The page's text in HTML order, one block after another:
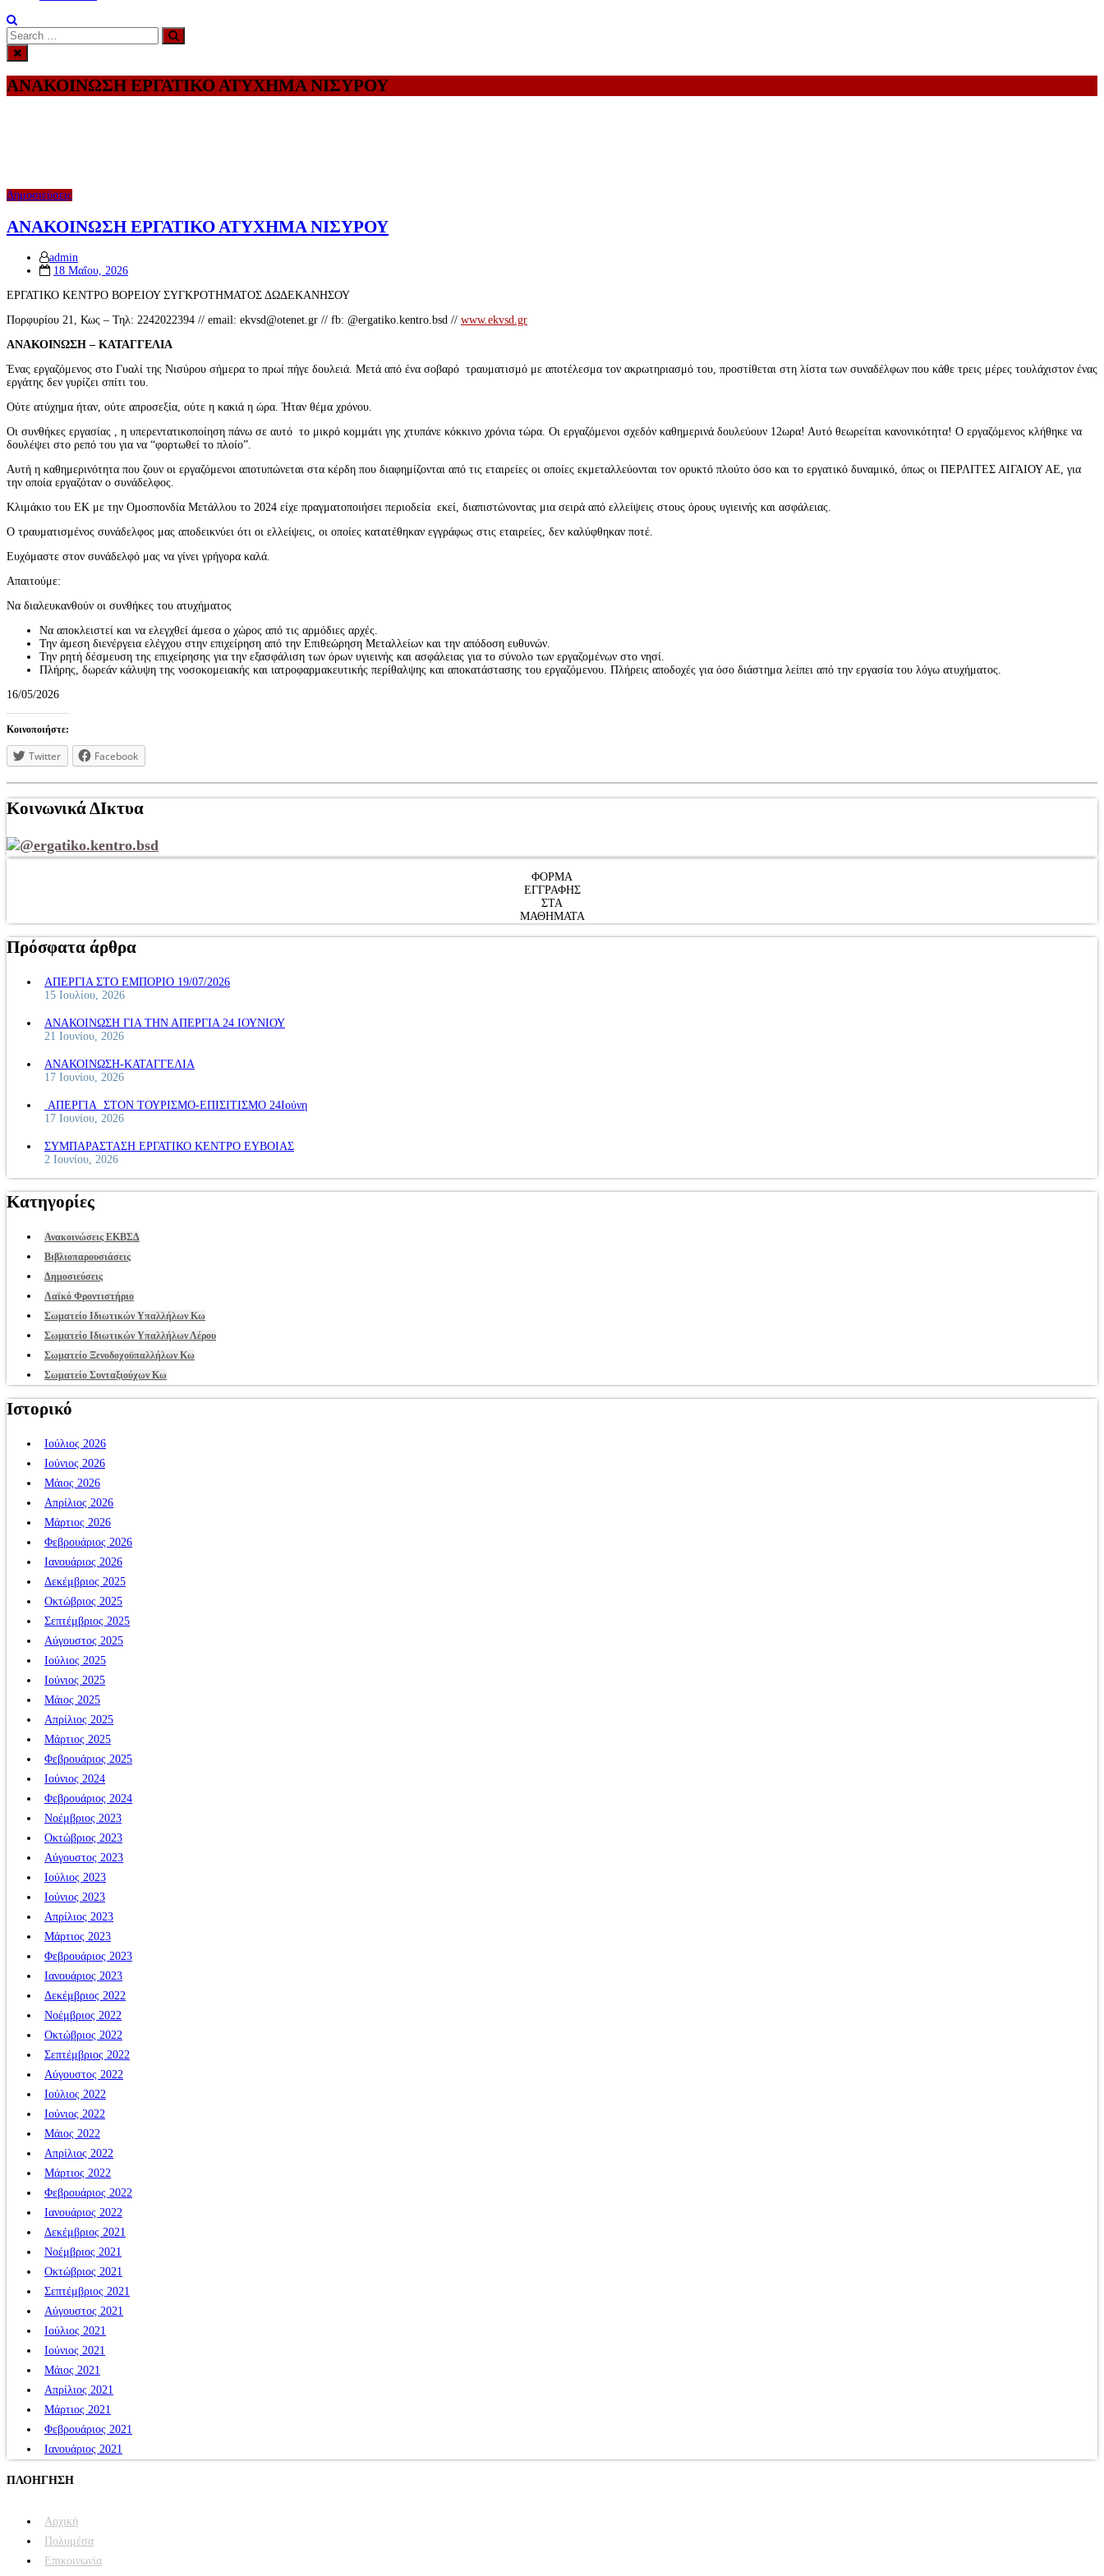
Search
for:
Search
ΑΝΑΚΟΙΝΩΣΗ ΕΡΓΑΤΙΚΟ ΑΤΥΧΗΜΑ ΝΙΣΥΡΟΥ
Δημοσιεύσεις
ΑΝΑΚΟΙΝΩΣΗ ΕΡΓΑΤΙΚΟ ΑΤΥΧΗΜΑ ΝΙΣΥΡΟΥ
admin
Posted
18 Μαΐου, 2026
ΕΡΓΑΤΙΚΟ ΚΕΝΤΡΟ ΒΟΡΕΙΟΥ ΣΥΓΚΡΟΤΗΜΑΤΟΣ ΔΩΔΕΚΑΝΗΣΟΥ
Πορφυρίου 21, Κως – Τηλ: 2242022394 // email: ekvsd@otenet.gr // fb: @ergatiko.kentro.bsd // www.ekvsd.gr
ΑΝΑΚΟΙΝΩΣΗ – ΚΑΤΑΓΓΕΛΙΑ
Ένας εργαζόμενος στο Γυαλί της Νισύρου σήμερα το πρωί πήγε δουλειά. Μετά από ένα σοβαρό τραυματισμό με αποτέλεσμα τον ακρωτηριασμό του, προστίθεται στη λίστα των συναδέλφων που κάθε τρεις μέρες τουλάχιστον ένας
εργάτης δεν γυρίζει σπίτι του.
Ούτε ατύχημα ήταν, ούτε απροσεξία, ούτε η κακιά η ώρα. Ήταν θέμα χρόνου.
Οι συνθήκες εργασίας , η υπερεντατικοποίηση πάνω σε αυτό το μικρό κομμάτι γης χτυπάνε κόκκινο χρόνια τώρα. Οι εργαζόμενοι σχεδόν καθημερινά δουλεύουν 12ωρα! Αυτό θεωρείται κανονικότητα! Ο εργαζόμενος κλήθηκε να
δουλέψει στο ρεπό του για να “φορτωθεί το πλοίο”.
Αυτή η καθημερινότητα που ζουν οι εργαζόμενοι αποτυπώνεται στα κέρδη που διαφημίζονται από τις εταιρείες οι οποίες εκμεταλλεύονται τον ορυκτό πλούτο όσο και το εργατικό δυναμικό, όπως οι ΠΕΡΛΙΤΕΣ ΑΙΓΑΙΟΥ ΑΕ, για
την οποία εργαζόταν ο συνάδελφος.
Κλιμάκιο του ΕΚ με την Ομοσπονδία Μετάλλου το 2024 είχε πραγματοποιήσει περιοδεία εκεί, διαπιστώνοντας μια σειρά από ελλείψεις στους όρους υγιεινής και ασφάλειας.
Ο τραυματισμένος συνάδελφος μας αποδεικνύει ότι οι ελλείψεις, οι οποίες κατατέθηκαν εγγράφως στις εταιρείες, δεν καλύφθηκαν ποτέ.
Ευχόμαστε στον συνάδελφό μας να γίνει γρήγορα καλά.
Απαιτούμε:
Να διαλευκανθούν οι συνθήκες του ατυχήματος
Να αποκλειστεί και να ελεγχθεί άμεσα ο χώρος από τις αρμόδιες αρχές.
Την άμεση διενέργεια ελέγχου στην επιχείρηση από την Επιθεώρηση Μεταλλείων και την απόδοση ευθυνών.
Την ρητή δέσμευση της επιχείρησης για την εξασφάλιση των όρων υγιεινής και ασφάλειας για το σύνολο των εργαζομένων στο νησί.
Πλήρης, δωρεάν κάλυψη της νοσοκομειακής και ιατροφαρμακευτικής περίθαλψης και αποκατάστασης του εργαζόμενου. Πλήρεις αποδοχές για όσο διάστημα λείπει από την εργασία του λόγω ατυχήματος.
16/05/2026
Κοινοποιήστε:
Twitter Facebook
Κοινωνικά ΔΙκτυα
@ergatiko.kentro.bsd
ΦΟΡΜΑ
ΕΓΓΡΑΦΗΣ
ΣΤΑ
ΜΑΘΗΜΑΤΑ
Πρόσφατα άρθρα
ΑΠΕΡΓΙΑ ΣΤΟ ΕΜΠΟΡΙΟ 19/07/2026
15 Ιουλίου, 2026
ΑΝΑΚΟΙΝΩΣΗ ΓΙΑ ΤΗΝ ΑΠΕΡΓΙΑ 24 ΙΟΥΝΙΟΥ
21 Ιουνίου, 2026
ΑΝΑΚΟΙΝΩΣΗ-ΚΑΤΑΓΓΕΛΙΑ
17 Ιουνίου, 2026
ΑΠΕΡΓΙΑ ΣΤΟΝ ΤΟΥΡΙΣΜΟ-ΕΠΙΣΙΤΙΣΜΟ 24Ιούνη
17 Ιουνίου, 2026
ΣΥΜΠΑΡΑΣΤΑΣΗ ΕΡΓΑΤΙΚΟ ΚΕΝΤΡΟ ΕΥΒΟΙΑΣ
2 Ιουνίου, 2026
Κατηγορίες
Ανακοινώσεις ΕΚΒΣΔ
Βιβλιοπαρουσιάσεις
Δημοσιεύσεις
Λαϊκό Φροντιστήριο
Σωματείο Ιδιωτικών Υπαλλήλων Κω
Σωματείο Ιδιωτικών Υπαλλήλων Λέρου
Σωματείο Ξενοδοχοϋπαλλήλων Κω
Σωματείο Συνταξιούχων Κω
Ιστορικό
Ιούλιος 2026
Ιούνιος 2026
Μάιος 2026
Απρίλιος 2026
Μάρτιος 2026
Φεβρουάριος 2026
Ιανουάριος 2026
Δεκέμβριος 2025
Οκτώβριος 2025
Σεπτέμβριος 2025
Αύγουστος 2025
Ιούλιος 2025
Ιούνιος 2025
Μάιος 2025
Απρίλιος 2025
Μάρτιος 2025
Φεβρουάριος 2025
Ιούνιος 2024
Φεβρουάριος 2024
Νοέμβριος 2023
Οκτώβριος 2023
Αύγουστος 2023
Ιούλιος 2023
Ιούνιος 2023
Απρίλιος 2023
Μάρτιος 2023
Φεβρουάριος 2023
Ιανουάριος 2023
Δεκέμβριος 2022
Νοέμβριος 2022
Οκτώβριος 2022
Σεπτέμβριος 2022
Αύγουστος 2022
Ιούλιος 2022
Ιούνιος 2022
Μάιος 2022
Απρίλιος 2022
Μάρτιος 2022
Φεβρουάριος 2022
Ιανουάριος 2022
Δεκέμβριος 2021
Νοέμβριος 2021
Οκτώβριος 2021
Σεπτέμβριος 2021
Αύγουστος 2021
Ιούλιος 2021
Ιούνιος 2021
Μάιος 2021
Απρίλιος 2021
Μάρτιος 2021
Φεβρουάριος 2021
Ιανουάριος 2021
ΠΛΟΗΓΗΣΗ
Αρχική
Πολυμέσα
Επικοινωνία